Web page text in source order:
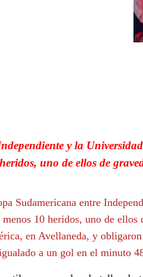
y la
uno de ellos de
Sudamericana entre
10 heridos, uno de ellos
en Avellaneda, y
a un gol en el minuto